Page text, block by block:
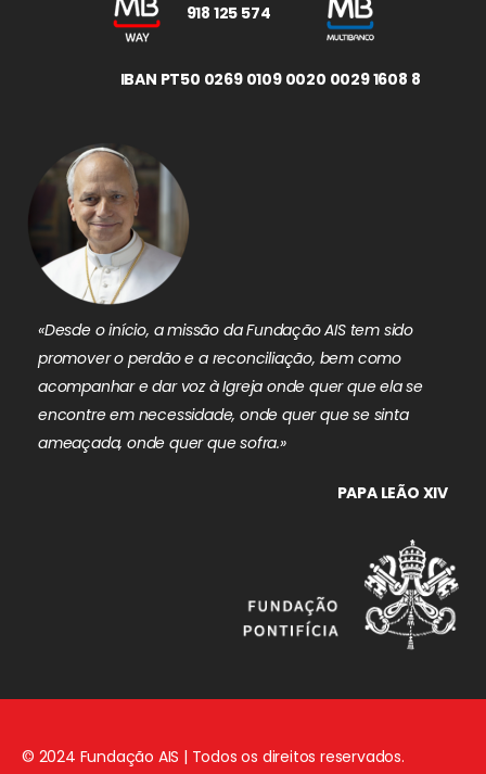
918 125 574
IBAN PT50 0269 0109 0020 0029 1608 8
«Desde o início, a missão da Fundação AIS tem sido
promover o perdão e a reconciliação, bem como
acompanhar e dar voz à Igreja onde quer que ela se
encontre em necessidade, onde quer que se sinta
ameaçada, onde quer que sofra.»
PAPA LEÃO XIV
© 2024 Fundação AIS | Todos os direitos reservados.